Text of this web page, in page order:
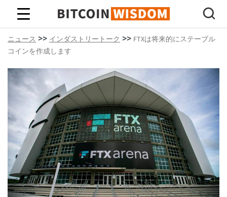
ビットコインの知恵
ニュース >> インダストリートーク >> FTXは将来的にステーブル
コインを作成します